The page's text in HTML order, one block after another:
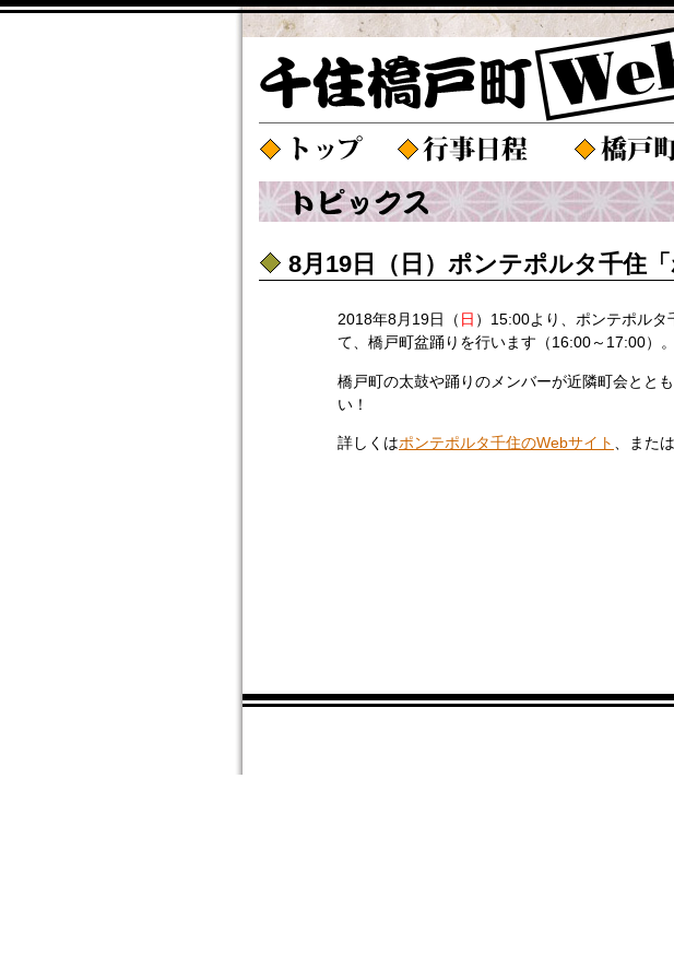
8月19日（日）ポンテポルタ千住
2018年8月19日（ 日 ）15:00より、ポンテポル
て、橋戸町盆踊りを行います（16:00～17:00）。
橋戸町の太鼓や踊りのメンバーが近隣町会とと
い！
詳しくはポンテポルタ千住のWebサイト 、また